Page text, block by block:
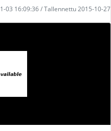
03 16:09:36 / Tallennettu 2015-10-27